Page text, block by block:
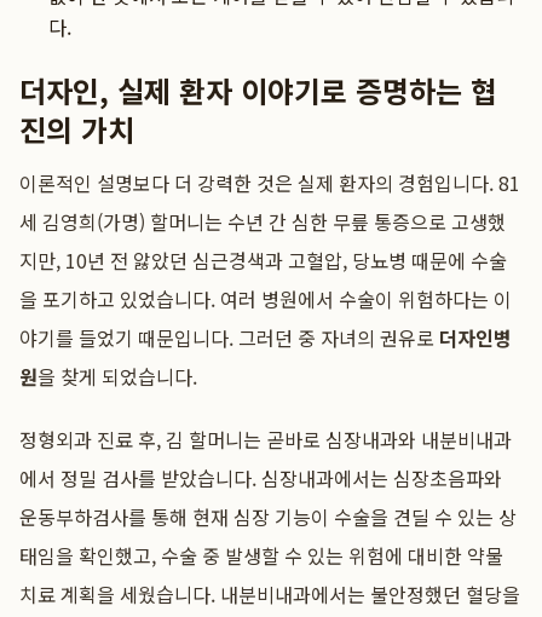
다.
더자인, 실제 환자 이야기로 증명하는 협
진의 가치
이론적인 설명보다 더 강력한 것은 실제 환자의 경험입니다. 81
세 김영희(가명) 할머니는 수년 간 심한 무릎 통증으로 고생했
지만, 10년 전 앓았던 심근경색과 고혈압, 당뇨병 때문에 수술
을 포기하고 있었습니다. 여러 병원에서 수술이 위험하다는 이
야기를 들었기 때문입니다. 그러던 중 자녀의 권유로 더자인병
원을 찾게 되었습니다.
정형외과 진료 후, 김 할머니는 곧바로 심장내과와 내분비내과
에서 정밀 검사를 받았습니다. 심장내과에서는 심장초음파와
운동부하검사를 통해 현재 심장 기능이 수술을 견딜 수 있는 상
태임을 확인했고, 수술 중 발생할 수 있는 위험에 대비한 약물
치료 계획을 세웠습니다. 내분비내과에서는 불안정했던 혈당을